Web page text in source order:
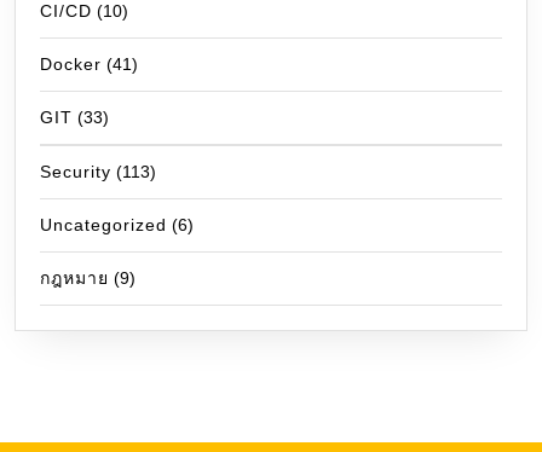
CI/CD (10)
Docker (41)
GIT (33)
Security (113)
Uncategorized (6)
กฎหมาย (9)